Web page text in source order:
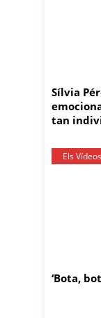
Sílvia
tan
Els Vídeos
‘Bota,